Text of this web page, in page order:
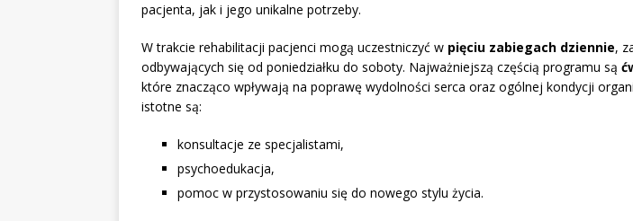
pacjenta, jak i jego unikalne potrzeby.
W trakcie rehabilitacji pacjenci mogą uczestniczyć w pięciu zabiegach dziennie,
odbywających się od poniedziałku do soboty. Najważniejszą częścią programu są
które znacząco wpływają na poprawę wydolności serca oraz ogólnej kondycji
istotne są:
konsultacje ze specjalistami,
psychoedukacja,
pomoc w przystosowaniu się do nowego stylu życia.